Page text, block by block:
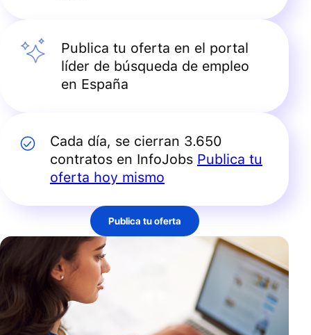
Publica tu oferta en el portal
líder de búsqueda de empleo
en España
Cada día, se cierran 3.650
contratos en InfoJobs Publica tu
oferta hoy mismo
Publica tu oferta